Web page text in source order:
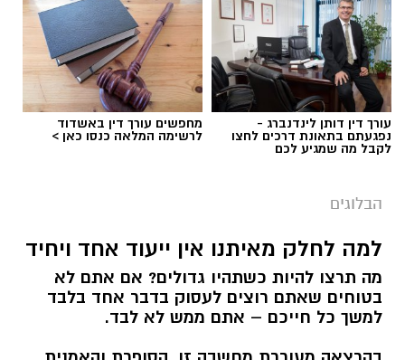
עורך דין דותן לינדנברג -
נפגעתם בתאונת דרכים לחצו
לקבל מה שמגיע לכם
מחפשים עורך דין באשדוד
לרשימה המלאה כנסו כאן >
הבלוגים
למה לחלק מאיתנו אין ייעוד אחד ויחיד
מה תרצו להיות כשתהיו גדולים? אם אתם לא
בטוחים שאתם רוצים לעסוק בדבר אחד בלבד
למשך כל חייכם – אתם ממש לא לבד.